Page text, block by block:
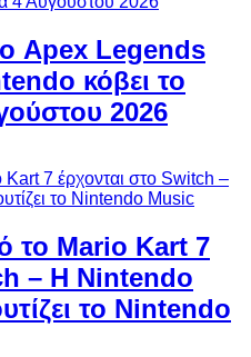
Apex Legends
κόβει το
2026
το Mario Kart 7
– Η Nintendo
το Nintendo